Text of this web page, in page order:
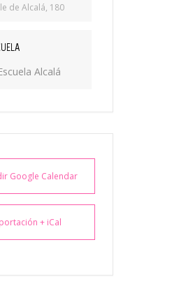
de Alcalá, 180
Alcalá
Google Calendar
+ iCal